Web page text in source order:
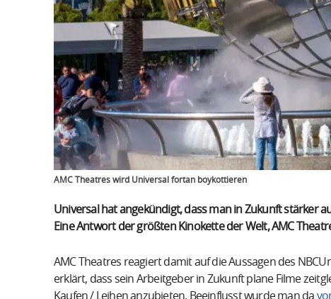
AMC Theatres wird Universal fortan boykottieren
Universal hat angekündigt, dass man in Zukunft stärker
Eine Antwort der größten Kinokette der Welt, AMC
AMC Theatres reagiert damit auf die Aussagen des
erklärt, dass sein Arbeitgeber in Zukunft plane Filme
Kaufen / Leihen anzubieten. Beeinflusst wurde man da